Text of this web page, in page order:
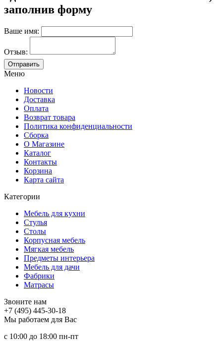
заполнив форму
Ваше имя:
Отзыв:
Меню
Новости
Доставка
Оплата
Возврат товара
Политика конфиденциальности
Сборка
О Магазине
Каталог
Контакты
Корзина
Карта сайта
Категории
Мебель для кухни
Стулья
Столы
Корпусная мебель
Мягкая мебель
Предметы интерьера
Мебель для дачи
Фабрики
Матраcы
Звоните нам
+7 (495) 445-30-18
Мы работаем для Вас
с 10:00 до 18:00 пн-пт